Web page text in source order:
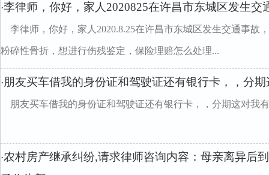
·李律师，你好，家人2020825在许昌市东城区发生交
李律师，你好，家人2020.8.25在许昌市东城区发生交通事故
粉碎性骨折，想进行伤残鉴定，保险理赔怎么处理...
·朋友买车借我的身份证和驾驶证还有银行卡，，分
朋友买车借我的身份证和驾驶证还有银行卡，，分期这对我
·农村房产继承纠纷,请求律师咨询内容：母亲离异后